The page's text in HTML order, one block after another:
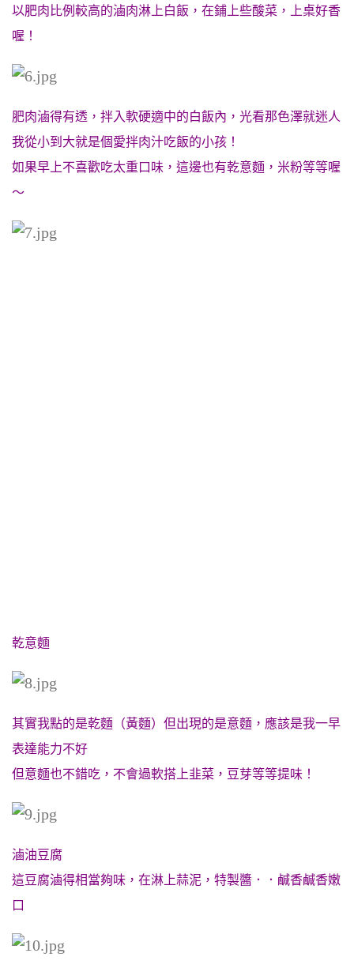
以肥肉比例較高的滷肉淋上白飯，在鋪上些酸菜，上桌好香
喔！
肥肉滷得有透，拌入軟硬適中的白飯內，光看那色澤就迷人
我從小到大就是個愛拌肉汁吃飯的小孩！
如果早上不喜歡吃太重口味，這邊也有乾意麵，米粉等等喔
～
乾意麵
其實我點的是乾麵（黃麵）但出現的是意麵，應該是我一早
表達能力不好
但意麵也不錯吃，不會過軟搭上韭菜，豆芽等等提味！
滷油豆腐
這豆腐滷得相當夠味，在淋上蒜泥，特製醬．．鹹香鹹香嫩
口